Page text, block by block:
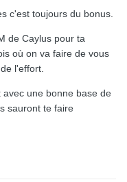
c'est toujours du bonus.
de Caylus pour ta
où on va faire de vous
l'effort.
une bonne base de
sauront te faire